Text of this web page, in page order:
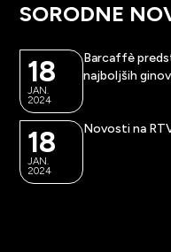
SORODNE
18
JAN.
2024
Barcaffè
najboljših
18
JAN.
2024
Novosti na